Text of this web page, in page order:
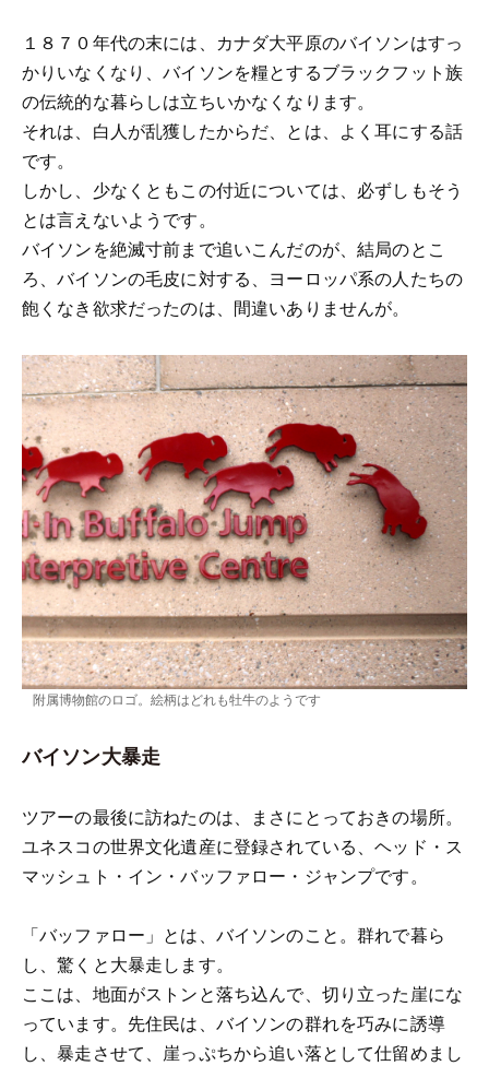
１８７０年代の末には、カナダ大平原のバイソンはすっ
かりいなくなり、バイソンを糧とするブラックフット族
の伝統的な暮らしは立ちいかなくなります。
それは、白人が乱獲したからだ、とは、よく耳にする話
です。
しかし、少なくともこの付近については、必ずしもそう
とは言えないようです。
バイソンを絶滅寸前まで追いこんだのが、結局のとこ
ろ、バイソンの毛皮に対する、ヨーロッパ系の人たちの
飽くなき欲求だったのは、間違いありませんが。
附属博物館のロゴ。絵柄はどれも牡牛のようです
バイソン大暴走
ツアーの最後に訪ねたのは、まさにとっておきの場所。
ユネスコの世界文化遺産に登録されている、ヘッド・ス
マッシュト・イン・バッファロー・ジャンプです。
「バッファロー」とは、バイソンのこと。群れで暮ら
し、驚くと大暴走します。
ここは、地面がストンと落ち込んで、切り立った崖にな
っています。先住民は、バイソンの群れを巧みに誘導
し、暴走させて、崖っぷちから追い落として仕留めまし